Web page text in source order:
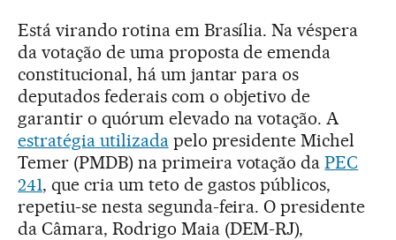
Está virando rotina em Brasília. Na véspera
da votação de uma proposta de emenda
constitucional, há um jantar para os
deputados federais com o objetivo de
garantir o quórum elevado na votação. A
estratégia utilizadapelo presidente Michel
Temer (PMDB) na primeira votação daPEC
241, que cria um teto de gastos públicos,
repetiu-se nesta segunda-feira. O presidente
da Câmara, Rodrigo Maia (DEM-RJ),